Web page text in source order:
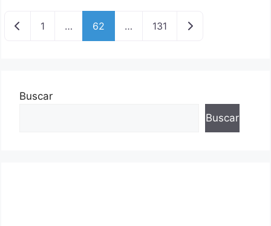
Nuevas entradas
1 … 62 … 131 Entradas
Buscar
Buscar